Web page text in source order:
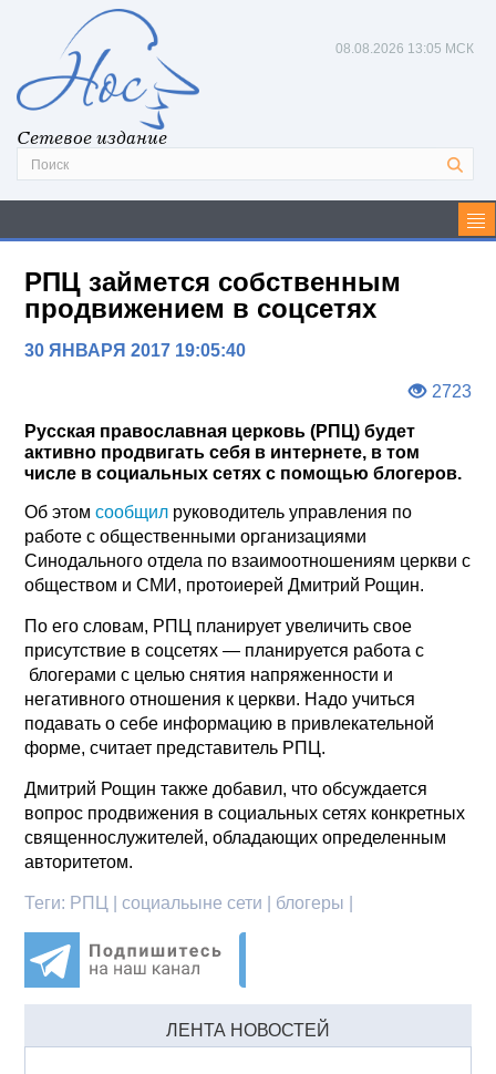
Сетевое издание
08.08.2026 13:05 МСК
РПЦ займется собственным
продвижением в соцсетях
30 ЯНВАРЯ 2017 19:05:40
2723
Русская православная церковь (РПЦ) будет
активно продвигать себя в интернете, в том
числе в социальных сетях с помощью блогеров.
Об этомсообщил руководитель управления по
работе с общественными организациями
Синодального отдела по взаимоотношениям церкви с
обществом и СМИ, протоиерей Дмитрий Рощин.
По его словам, РПЦ планирует увеличить свое
присутствие в соцсетях — планируется работа с
блогерами с целью снятия напряженности и
негативного отношения к церкви. Надо учиться
подавать о себе информацию в привлекательной
форме, считает представитель РПЦ.
Дмитрий Рощин также добавил, что обсуждается
вопрос продвижения в социальных сетях конкретных
священнослужителей, обладающих определенным
авторитетом.
Теги: РПЦ | социальыне сети | блогеры |
ЛЕНТА НОВОСТЕЙ